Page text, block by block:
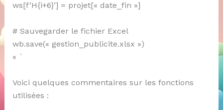
ws[f’H{i+6}’] = projet[« date_fin »]
# Sauvegarder le fichier Excel
wb.save(« gestion_publicite.xlsx »)
« `
Voici quelques commentaires sur les fonctions
utilisées :